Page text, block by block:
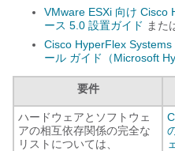
VMware ESXi 向け Cisco
ース 5.0 設置ガイド また
Cisco HyperFlex Systems
ール ガイド（Microsoft
要件
ハードウェアとソフトウェ
アの相互依存関係の完全な
リストについては、